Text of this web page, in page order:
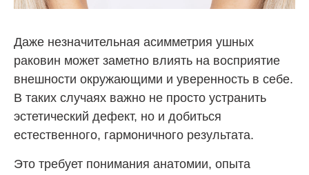
Даже незначительная асимметрия ушных
раковин может заметно влиять на восприятие
внешности окружающими и уверенность в себе.
В таких случаях важно не просто устранить
эстетический дефект, но и добиться
естественного, гармоничного результата.
Это требует понимания анатомии, опыта